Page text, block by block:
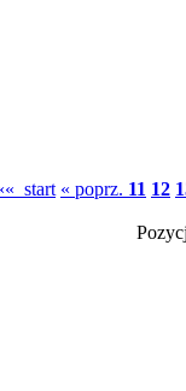
start « poprz. 11 12